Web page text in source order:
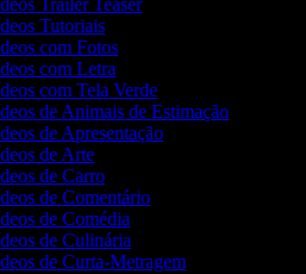
Trailer Teaser
Tutoriais
com Fotos
com Letra
com Tela Verde
de Animais de Estimação
de Apresentação
de Arte
de Carro
de Comentário
de Comédia
de Culinária
de Curta-Metragem